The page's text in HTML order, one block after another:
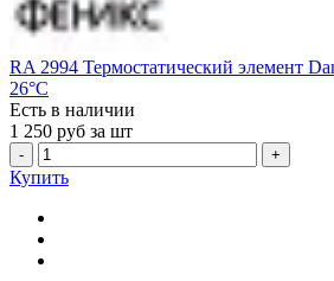
RA 2994 Термостатический элемент
26°С
Есть в наличии
1 250 руб за шт
- +
Купить